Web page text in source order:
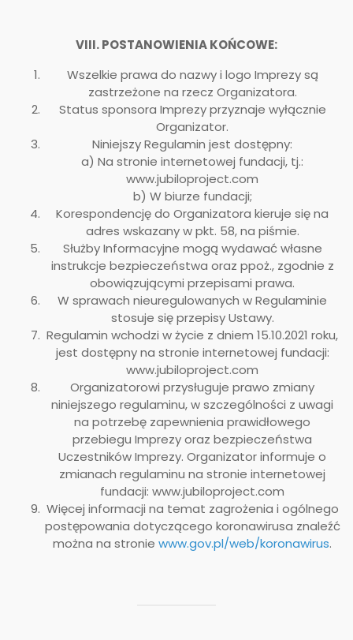
VIII. POSTANOWIENIA KOŃCOWE:
Wszelkie prawa do nazwy i logo Imprezy są
zastrzeżone na rzecz Organizatora.
Status sponsora Imprezy przyznaje wyłącznie
Organizator.
Niniejszy Regulamin jest dostępny:
a) Na stronie internetowej fundacji, tj.:
www.jubiloproject.com
b) W biurze fundacji;
Korespondencję do Organizatora kieruje się na
adres wskazany w pkt. 58, na piśmie.
Służby Informacyjne mogą wydawać własne
instrukcje bezpieczeństwa oraz ppoż., zgodnie z
obowiązującymi przepisami prawa.
W sprawach nieuregulowanych w Regulaminie
stosuje się przepisy Ustawy.
Regulamin wchodzi w życie z dniem 15.10.2021 roku,
jest dostępny na stronie internetowej fundacji:
www.jubiloproject.com
Organizatorowi przysługuje prawo zmiany
niniejszego regulaminu, w szczególności z uwagi
na potrzebę zapewnienia prawidłowego
przebiegu Imprezy oraz bezpieczeństwa
Uczestników Imprezy. Organizator informuje o
zmianach regulaminu na stronie internetowej
fundacji: www.jubiloproject.com
Więcej informacji na temat zagrożenia i ogólnego
postępowania dotyczącego koronawirusa znaleźć
można na stronie www.gov.pl/web/koronawirus.